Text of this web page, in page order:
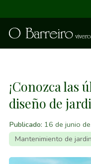
¡Conozca las
diseño de
Publicado: 16 de junio
Mantenimiento de